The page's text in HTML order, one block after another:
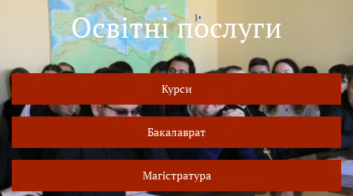
Освітні послуги
Курси
Бакалаврат
Магістратура